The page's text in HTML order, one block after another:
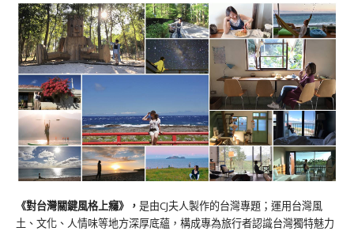
《對台灣關鍵風格上癮》 ， 是由CJ夫人製作的台灣專題；運用台灣風
土、文化、人情味等地方深厚底蘊，構成專為旅行者認識台灣獨特魅力